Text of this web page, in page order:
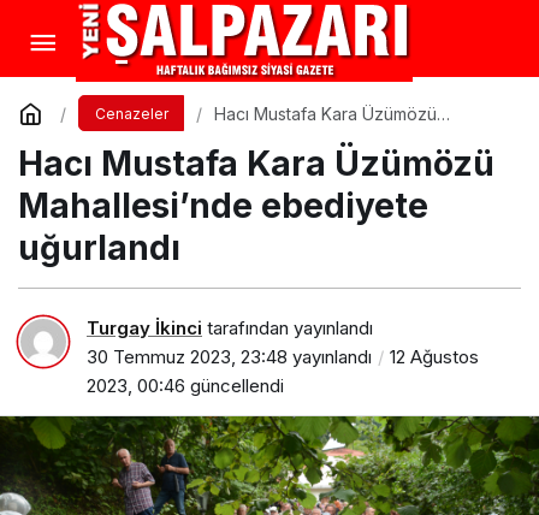
Cenazeler
Hacı Mustafa Kara Üzümözü
Hacı Mustafa Kara Üzümözü
Mahallesi’nde ebediyete
uğurlandı
Turgay İkinci tarafından yayınlandı
30 Temmuz 2023, 23:48 yayınlandı
12 Ağustos
2023, 00:46 güncellendi